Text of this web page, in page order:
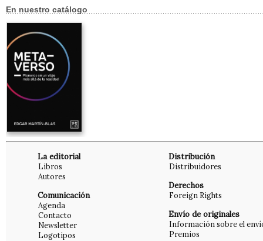
En nuestro catálogo
La editorial
Libros
Autores
Comunicación
Agenda
Contacto
Newsletter
Logotipos
Distribución
Distribuidores
Derechos
Foreign Rights
Envío de originales
Información sobre el
Premios